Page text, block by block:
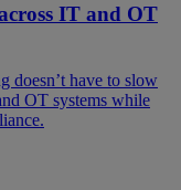
IT and OT
doesn’t have to slow
OT systems while